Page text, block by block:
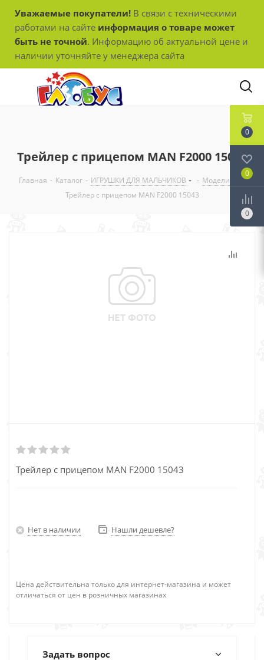
Уважаемые покупатели! В связи с техническими
работами на сайте информация о товаре может
быть не точной. Информацию об актуальной цене и
наличии уточняйте у менеджера сайта
Трейлер с прицепом MAN F2000 15043
Главная - Каталог - ИГРУШКИ ДЛЯ МАЛЬЧИКОВ - Модели
-
Трейлер с прицепом MAN F2000 15043
Трейлер с прицепом MAN F2000 15043
Нет в наличии Нашли дешевле?
Цена действительна только для интернет-магазина и может
отличаться от цен в розничных магазинах
Задать вопрос
0
0
0